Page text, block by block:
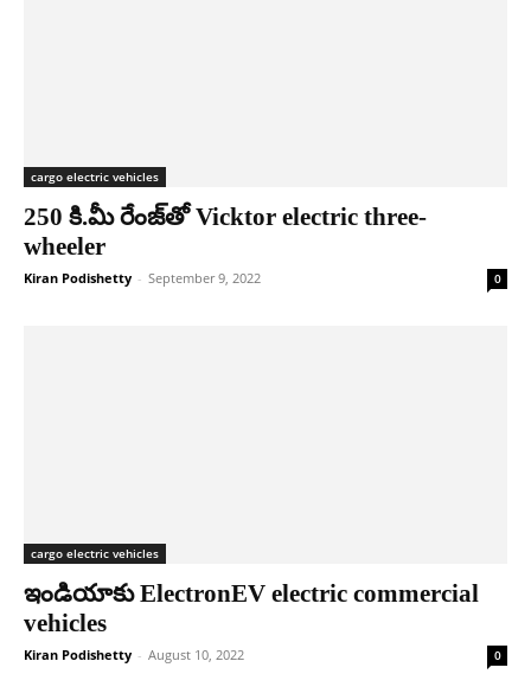
cargo electric vehicles
250 కి.మీ రేంజ్‌తో Vicktor electric three-
wheeler
Kiran Podishetty - September 9, 2022 0
cargo electric vehicles
ఇండియాకు ElectronEV electric commercial
vehicles
Kiran Podishetty - August 10, 2022 0